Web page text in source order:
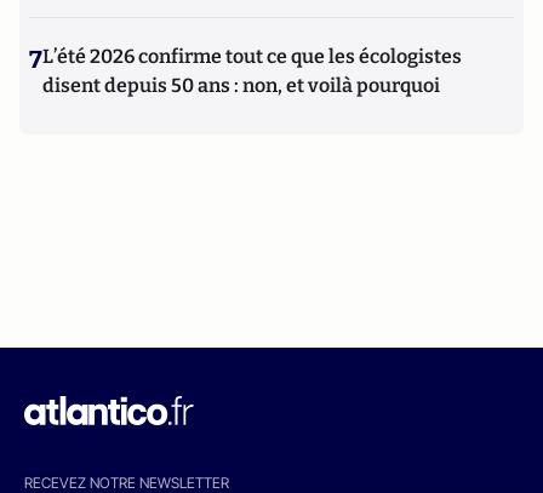
7L’été 2026 confirme tout ce que les écologistes
disent depuis 50 ans : non, et voilà pourquoi
RECEVEZ NOTRE NEWSLETTER